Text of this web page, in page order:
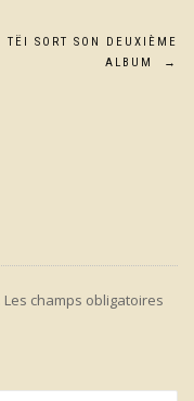
TËI SORT SON DEUXIÈME
ALBUM
→
Les champs obligatoires